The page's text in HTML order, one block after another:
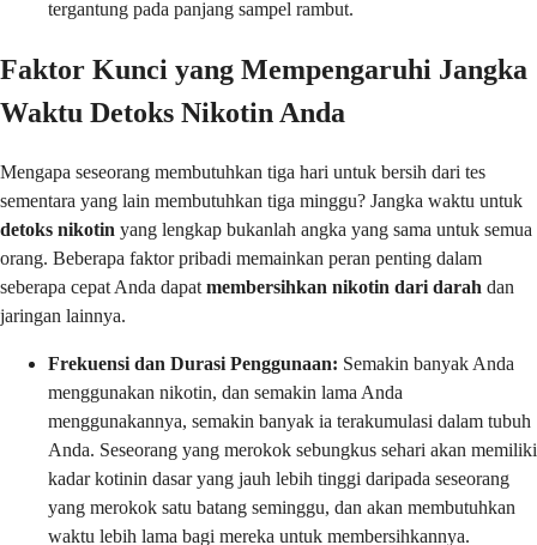
tergantung pada panjang sampel rambut.
Faktor Kunci yang Mempengaruhi Jangka
Waktu Detoks Nikotin Anda
Mengapa seseorang membutuhkan tiga hari untuk bersih dari tes
sementara yang lain membutuhkan tiga minggu? Jangka waktu untuk
detoks nikotin yang lengkap bukanlah angka yang sama untuk semua
orang. Beberapa faktor pribadi memainkan peran penting dalam
seberapa cepat Anda dapat membersihkan nikotin dari darah dan
jaringan lainnya.
Frekuensi dan Durasi Penggunaan: Semakin banyak Anda
menggunakan nikotin, dan semakin lama Anda
menggunakannya, semakin banyak ia terakumulasi dalam tubuh
Anda. Seseorang yang merokok sebungkus sehari akan memiliki
kadar kotinin dasar yang jauh lebih tinggi daripada seseorang
yang merokok satu batang seminggu, dan akan membutuhkan
waktu lebih lama bagi mereka untuk membersihkannya.